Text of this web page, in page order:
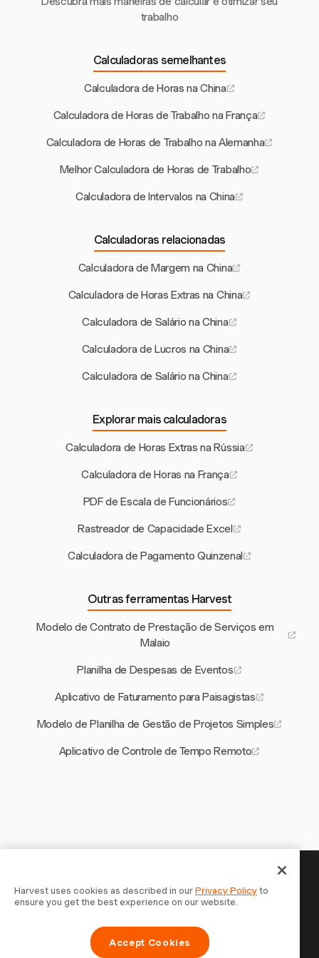
trabalho
Calculadoras semelhantes
Calculadora de Horas na China
Calculadora de Horas de Trabalho na França
Calculadora de Horas de Trabalho na Alemanha
Melhor Calculadora de Horas de Trabalho
Calculadora de Intervalos na China
Calculadoras relacionadas
Calculadora de Margem na China
Calculadora de Horas Extras na China
Calculadora de Salário na China
Calculadora de Lucros na China
Calculadora de Salário na China
Explorar mais calculadoras
Calculadora de Horas Extras na Rússia
Calculadora de Horas na França
PDF de Escala de Funcionários
Rastreador de Capacidade Excel
Calculadora de Pagamento Quinzenal
Outras ferramentas Harvest
Modelo de Contrato de Prestação de Serviços em
Malaio
Planilha de Despesas de Eventos
Aplicativo de Faturamento para Paisagistas
Modelo de Planilha de Gestão de Projetos Simples
Aplicativo de Controle de Tempo Remoto
Seu tempo merece ser
registrado — comece agora
Junte-se a mais de 70.000 empresas que controlam o
tempo, faturam clientes e recebem mais rápido com
Harvest uses cookies as described in ourPrivacy Policyto
ensure you get the best experience on our website.
Accept Cookies